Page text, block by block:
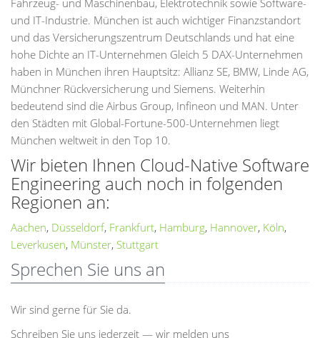
und IT-Industrie. München ist auch wichtiger Finanzstandort
und das Versicherungszentrum Deutschlands und hat eine
hohe Dichte an IT-Unternehmen Gleich 5 DAX-Unternehmen
haben in München ihren Hauptsitz: Allianz SE, BMW, Linde AG,
Münchner Rückversicherung und Siemens. Weiterhin
bedeutend sind die Airbus Group, Infineon und MAN. Unter
den Städten mit Global-Fortune-500-Unternehmen liegt
München weltweit in den Top 10.
Wir bieten Ihnen Cloud-Native Software
Engineering auch noch in folgenden
Regionen an:
Aachen, Düsseldorf, Frankfurt, Hamburg, Hannover, Köln,
Leverkusen, Münster, Stuttgart
Sprechen Sie uns an
Wir sind gerne für Sie da.
Schreiben Sie uns jederzeit — wir melden uns